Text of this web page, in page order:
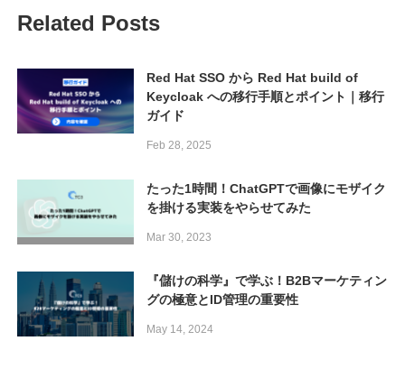
Related Posts
Red Hat SSO から Red Hat build of
Keycloak への移行手順とポイント｜移行
ガイド
Feb 28, 2025
たった1時間！ChatGPTで画像にモザイク
を掛ける実装をやらせてみた
Mar 30, 2023
『儲けの科学』で学ぶ！B2Bマーケティン
グの極意とID管理の重要性
May 14, 2024